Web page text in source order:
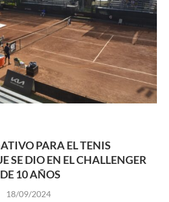
PARA EL TENIS
SE DIO EN EL CHALLENGER
10 AÑOS
18/09/2024